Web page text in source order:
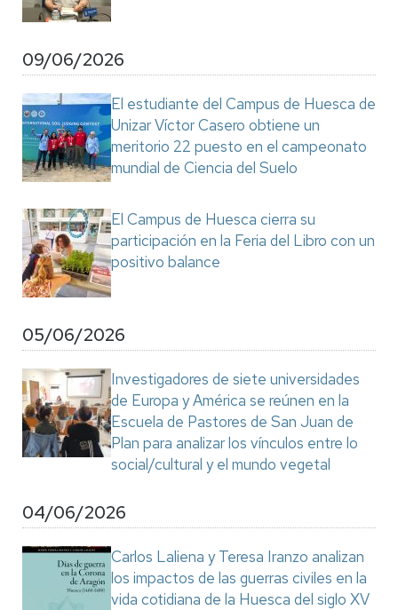
09/06/2026
El estudiante del Campus de Huesca de
Unizar Víctor Casero obtiene un
meritorio 22 puesto en el campeonato
mundial de Ciencia del Suelo
El Campus de Huesca cierra su
participación en la Feria del Libro con un
positivo balance
05/06/2026
Investigadores de siete universidades
de Europa y América se reúnen en la
Escuela de Pastores de San Juan de
Plan para analizar los vínculos entre lo
social/cultural y el mundo vegetal
04/06/2026
Carlos Laliena y Teresa Iranzo analizan
los impactos de las guerras civiles en la
vida cotidiana de la Huesca del siglo XV